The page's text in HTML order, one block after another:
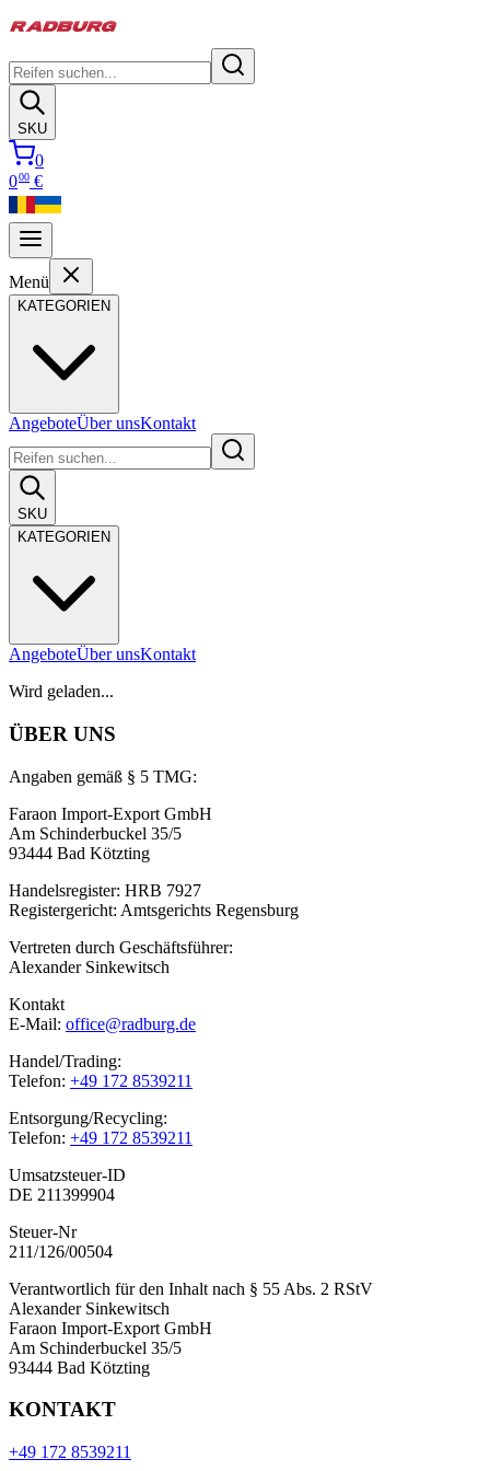
SKU
0
000 €
Menü
KATEGORIEN
AngeboteÜber unsKontakt
SKU
KATEGORIEN
AngeboteÜber unsKontakt
Wird geladen...
ÜBER UNS
Angaben gemäß § 5 TMG:
Faraon Import-Export GmbH
Am Schinderbuckel 35/5
93444 Bad Kötzting
Handelsregister: HRB 7927
Registergericht: Amtsgerichts Regensburg
Vertreten durch Geschäftsführer:
Alexander Sinkewitsch
Kontakt
E-Mail: office@radburg.de
Handel/Trading:
Telefon: +49 172 8539211
Entsorgung/Recycling:
Telefon: +49 172 8539211
Umsatzsteuer-ID
DE 211399904
Steuer-Nr
211/126/00504
Verantwortlich für den Inhalt nach § 55 Abs. 2 RStV
Alexander Sinkewitsch
Faraon Import-Export GmbH
Am Schinderbuckel 35/5
93444 Bad Kötzting
KONTAKT
+49 172 8539211